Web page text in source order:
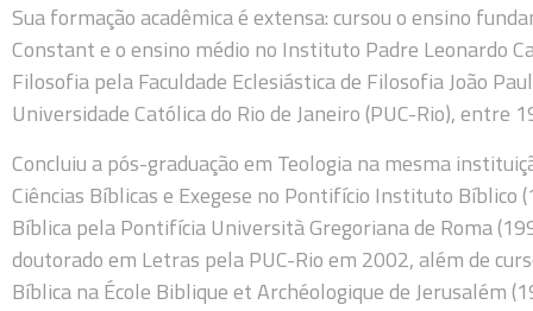
Sua formação acadêmica é extensa: cursou o ensino
Constant e o ensino médio no Instituto Padre Leonardo
Filosofia pela Faculdade Eclesiástica de Filosofia João
Universidade Católica do Rio de Janeiro (PUC-Rio), entre
Concluiu a pós-graduação em Teologia na mesma
Ciências Bíblicas e Exegese no Pontifício Instituto Bíblico
Bíblica pela Pontifícia Università Gregoriana de Roma
doutorado em Letras pela PUC-Rio em 2002, além de
Bíblica na École Biblique et Archéologique de Jerusalém